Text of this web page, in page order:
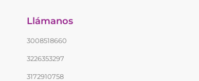
Llámanos
3008518660
3226353297
3172910758